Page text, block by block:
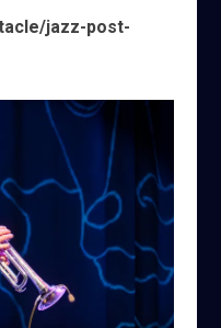
jazz-post-